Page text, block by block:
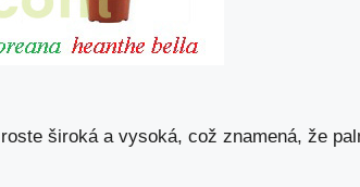
široká a vysoká, což znamená, že